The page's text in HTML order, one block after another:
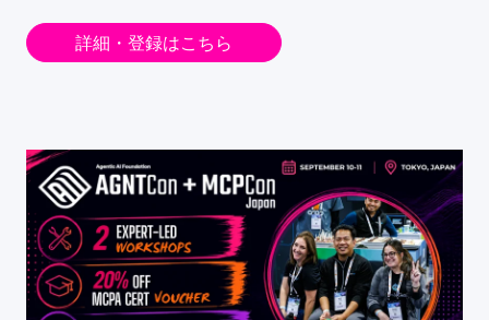
詳細・登録はこちら